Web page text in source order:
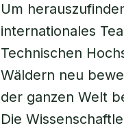
Um
internationales
Technischen
Wäldern neu
der ganzen Welt
Die